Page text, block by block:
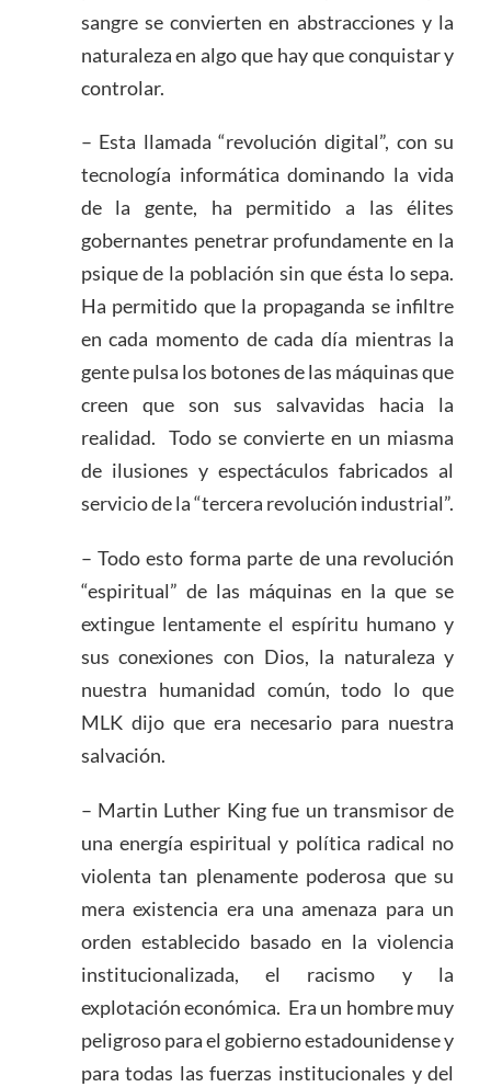
sangre se convierten en abstracciones y la
naturaleza en algo que hay que conquistar y
controlar.
– Esta llamada “revolución digital”, con su
tecnología informática dominando la vida
de la gente, ha permitido a las élites
gobernantes penetrar profundamente en la
psique de la población sin que ésta lo sepa.
Ha permitido que la propaganda se infiltre
en cada momento de cada día mientras la
gente pulsa los botones de las máquinas que
creen que son sus salvavidas hacia la
realidad. Todo se convierte en un miasma
de ilusiones y espectáculos fabricados al
servicio de la “tercera revolución industrial”.
– Todo esto forma parte de una revolución
“espiritual” de las máquinas en la que se
extingue lentamente el espíritu humano y
sus conexiones con Dios, la naturaleza y
nuestra humanidad común, todo lo que
MLK dijo que era necesario para nuestra
salvación.
– Martin Luther King fue un transmisor de
una energía espiritual y política radical no
violenta tan plenamente poderosa que su
mera existencia era una amenaza para un
orden establecido basado en la violencia
institucionalizada, el racismo y la
explotación económica. Era un hombre muy
peligroso para el gobierno estadounidense y
para todas las fuerzas institucionales y del